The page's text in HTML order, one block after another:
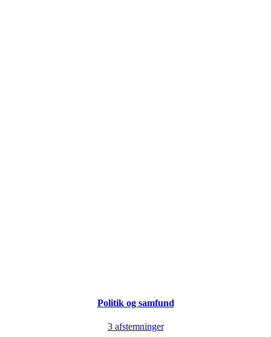
Politik og samfund
3 afstemninger